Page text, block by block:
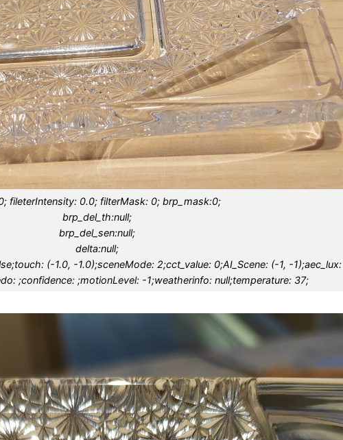
fileterIntensity: 0.0; filterMask: 0; brp_mask:0;
brp_del_th:null;
brp_del_sen:null;
delta:null;
(-1.0, -1.0);sceneMode: 2;cct_value: 0;AI_Scene: (-1, -1);aec_lux:
;confidence: ;motionLevel: -1;weatherinfo: null;temperature: 37;